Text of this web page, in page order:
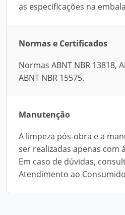
as especificações na
Normas e Certificados
Normas ABNT NBR 13818,
ABNT NBR 15575.
Manutenção
A limpeza pós-obra e a
ser realizadas apenas com
Em caso de dúvidas,
Atendimento ao